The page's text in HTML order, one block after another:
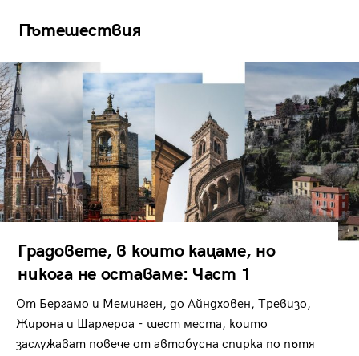
Пътешествия
Градовете, в които кацаме, но
никога не оставаме: Част 1
От Бергамо и Меминген, до Айндховен, Тревизо,
Жирона и Шарлероа - шест места, които
заслужават повече от автобусна спирка по пътя